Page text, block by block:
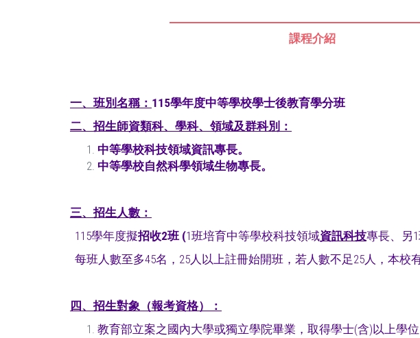
課程介紹
一、班別名稱： 115學年度中等學校學士後教育學分班
二、 招生師資類科、學科、領域及群科別：
中等學校科技領域資訊專長。
中等學校自然科學領域生物專長。
三、招生人數：
115學年度擬招收2班(1班培育中等學校科技領域資訊科技專長、另
每班人數至多45名，25人以上註冊始開班，若人數不足25人，本校
四、招生對象（報考資格）：
教育部立案之國內大學或獨立學院畢業，取得學士(含)以上學